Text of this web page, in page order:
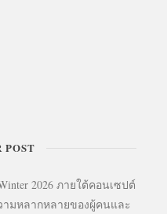
POST
2026 ภายใต้คอนเซปต์
ามหลากหลายของผู้คนและ